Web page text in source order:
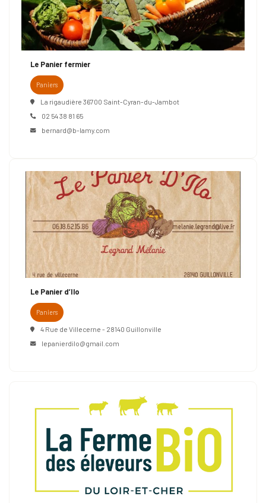
Le Panier fermier
Paniers
La rigaudière 36700 Saint-Cyran-du-Jambot
02 54 38 81 65
bernard@b-lamy.com
Le Panier d’Ilo
Paniers
4 Rue de Villecerne - 28140 Guillonville
lepanierdilo@gmail.com